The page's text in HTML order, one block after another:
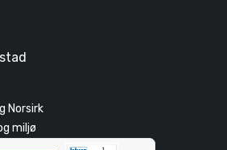
Norsirk
miljø